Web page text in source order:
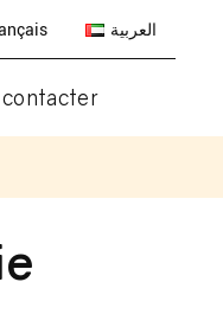
العربية
contacter